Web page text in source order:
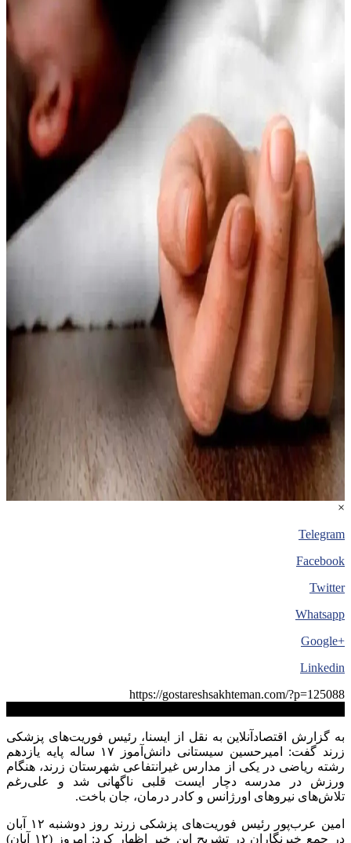
×
Telegram
Facebook
Twitter
Whatsapp
+Google
Linkedin
https://gostareshsakhteman.com/?p=125088
به گزارش اقتصادآنلاین به نقل از ایسنا، رئیس فوریت‌های پزشکی
زرند گفت: امیرحسین سیستانی دانش‌آموز ۱۷ ساله پایه یازدهم
رشته ریاضی در یکی از مدارس غیرانتفاعی شهرستان زرند، هنگام
ورزش در مدرسه دچار ایست قلبی ناگهانی شد و علی‌رغم
تلاش‌های نیرو‌های اورژانس و کادر درمان، جان باخت.
امین عرب‌پور رئیس فوریت‌های پزشکی زرند روز دوشنبه ۱۲ آبان
در جمع خبرنگاران در تشریح این خبر اظهار کرد: امروز (۱۲ آبان)